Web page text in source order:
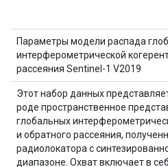
Параметры модели распада
интерферометрической
рассеяния Sentinel-1 V2019
Этот набор данных
роде пространственное
глобальных
и обратного рассеяния,
радиолокатора с
диапазоне. Охват включает в